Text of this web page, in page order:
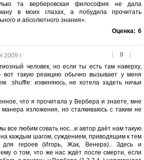
та верберовская философия не дала
в моих глазах, а побудила прочитать
и абсолютного знания».
Оценка: 6
[ 8 ]
2009 г.
человек, но если ты есть там наверху,
такую реакцию обычно вызывает у меня
:shuffle: извиняюсь, не хотела задеть ничьи
что я прочитала у Вербера и знаете, мне
изложения, но сталкиваюсь с таким не
все любим совать нос...и автор даёт нам такую
каждым шагом, суждением, приводящим к тем
героев (Игорь, Жак, Венера).. Здесь и
о том, что же нас ждёт после смерти, если